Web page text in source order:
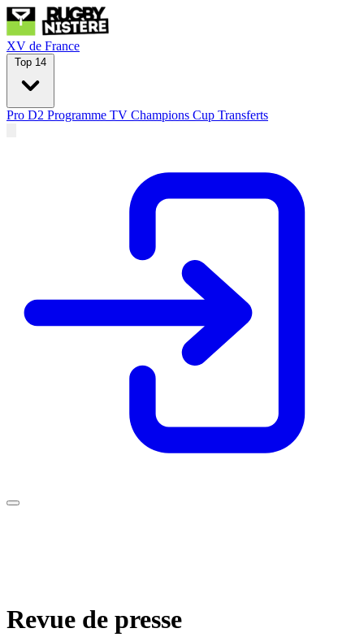
XV de France
Top 14
Pro D2 Programme TV Champions Cup Transferts
Revue de presse